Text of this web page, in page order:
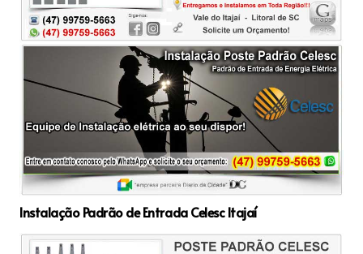
Instalação Padrão de Entrada Celesc Itajaí